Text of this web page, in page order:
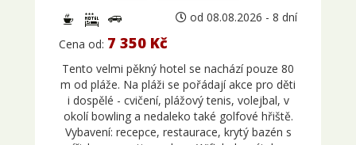
od 08.08.2026 - 8 dní
Cena od: 7 350 Kč
Tento velmi pěkný hotel se nachází pouze 80
m od pláže. Na pláži se pořádají akce pro děti
i dospělé - cvičení, plážový tenis, volejbal, v
okolí bowling a nedaleko také golfové hřiště.
Vybavení: recepce, restaurace, krytý bazén s